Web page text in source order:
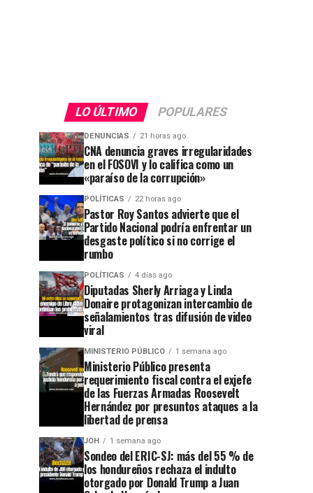
LO ÚLTIMO POPULARES
DENUNCIAS 21 horas ago
CNA denuncia graves irregularidades
en el FOSOVI y lo califica como un
«paraíso de la corrupción»
POLÍTICAS 22 horas ago
Pastor Roy Santos advierte que el
Partido Nacional podría enfrentar un
desgaste político si no corrige el
rumbo
POLÍTICAS 4 días ago
Diputadas Sherly Arriaga y Linda
Donaire protagonizan intercambio de
señalamientos tras difusión de video
viral
MINISTERIO PÚBLICO 1 semana ago
Ministerio Público presenta
requerimiento fiscal contra el exjefe
de las Fuerzas Armadas Roosevelt
Hernández por presuntos ataques a la
libertad de prensa
JOH 1 semana ago
Sondeo del ERIC-SJ: más del 55 % de
los hondureños rechaza el indulto
otorgado por Donald Trump a Juan